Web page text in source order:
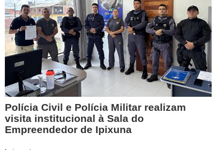
Polícia Civil e Polícia Militar realizam
visita institucional à Sala do
Empreendedor de Ipixuna